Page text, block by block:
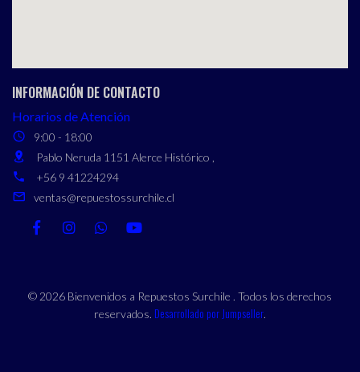
INFORMACIÓN DE CONTACTO
Horarios de Atención
9:00 - 18:00
Pablo Neruda 1151 Alerce Histórico ,
+56 9 41224294
ventas@repuestossurchile.cl
© 2026 Bienvenidos a Repuestos Surchile . Todos los derechos
reservados. Desarrollado por Jumpseller.